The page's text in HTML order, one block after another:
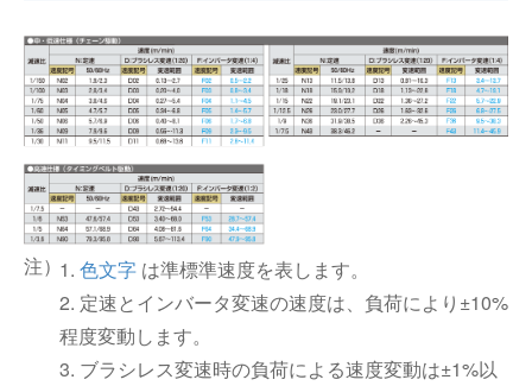
1. 色文字 は準標準速度を表します。
2. 定速とインバータ変速の速度は、負荷により±10%
程度変動します。
3. ブラシレス変速時の負荷による速度変動は±1%以